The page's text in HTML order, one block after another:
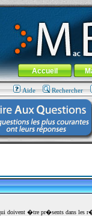
fr.com : 100% Apple...
contenu-Aller au
Menu général
Accueil
Aide Rechercher
doivent �tre pr�sents dans les